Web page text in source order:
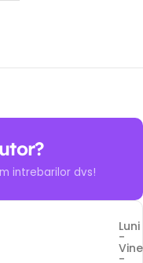
intrebarilor dvs!
Luni
-
-